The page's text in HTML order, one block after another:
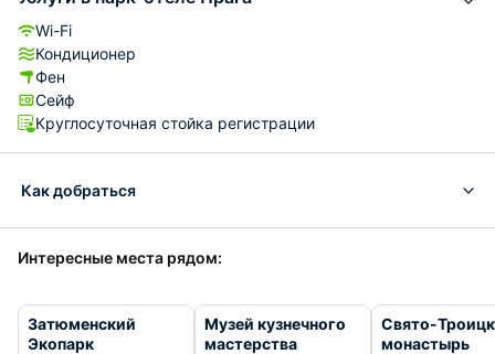
Wi-Fi
Кондиционер
Фен
Сейф
Круглосуточная стойка регистрации
Как добраться
Интересные места рядом:
Затюменский
Экопарк
Музей кузнечного
мастерства
Свято-
монастырь